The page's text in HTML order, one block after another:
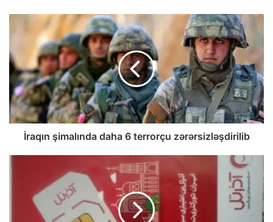
İraqın şimalında daha 6 terrorçu zərərsizləşdirilib